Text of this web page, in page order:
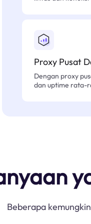
Proxy Pusat
Dengan proxy
dan uptime rata-
Beberapa